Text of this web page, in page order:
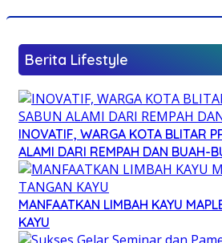
Berita Lifestyle
INOVATIF, WARGA KOTA BLITAR
ALAMI DARI REMPAH DAN BUAH-
MANFAATKAN LIMBAH KAYU
KAYU